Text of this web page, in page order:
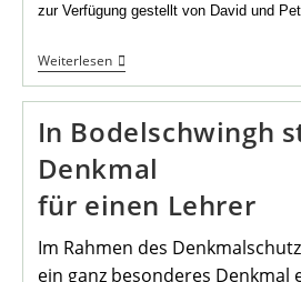
zur Verfügung gestellt von David und
WeiterlesenDie
Letzte
Linie
5
In Bodelschwingh
Denkmal
für einen Lehrer
Im Rahmen des
ein ganz besonderes Denkmal